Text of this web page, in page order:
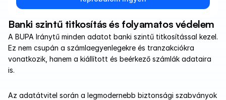
Banki szintű titkosítás és folyamatos védelem
A BUPA Iránytű minden adatot banki szintű titkosítással kezel.
Ez nem csupán a számlaegyenlegekre és tranzakciókra
vonatkozik, hanem a kiállított és beérkező számlák adataira
is.
Az adatátvitel során a legmodernebb biztonsági szabványok